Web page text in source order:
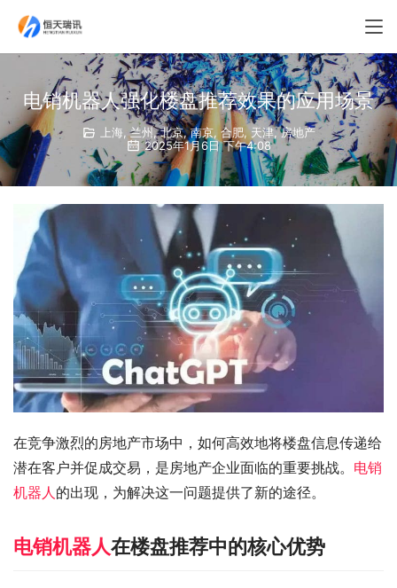
电销机器人强化楼盘推荐效果的应用场景
上海 ,兰州,北京,南京, 合肥,天津,房地产
2025年1月6日 下午4:08
在竞争激烈的房地产市场中，如何高效地将楼盘信息传递给
潜在客户并促成交易，是房地产企业面临的重要挑战。 电销
机器人的出现，为解决这一问题提供了新的途径。
电销机器人在楼盘推荐中的核心优势